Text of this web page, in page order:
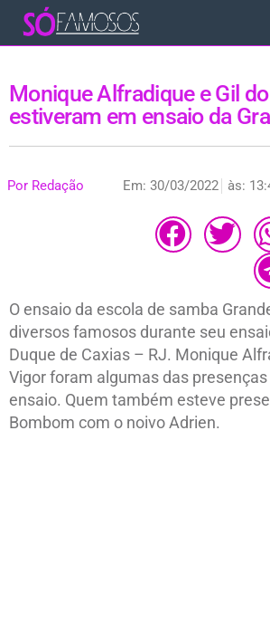
Monique Alfradique e Gil
estiveram em ensaio da
Por Redação Em: 30/03/2022 às:
O ensaio da escola de samba
diversos famosos durante seu
Duque de Caxias – RJ. Monique
Vigor foram algumas das
ensaio. Quem também esteve
Bombom com o noivo Adrien.